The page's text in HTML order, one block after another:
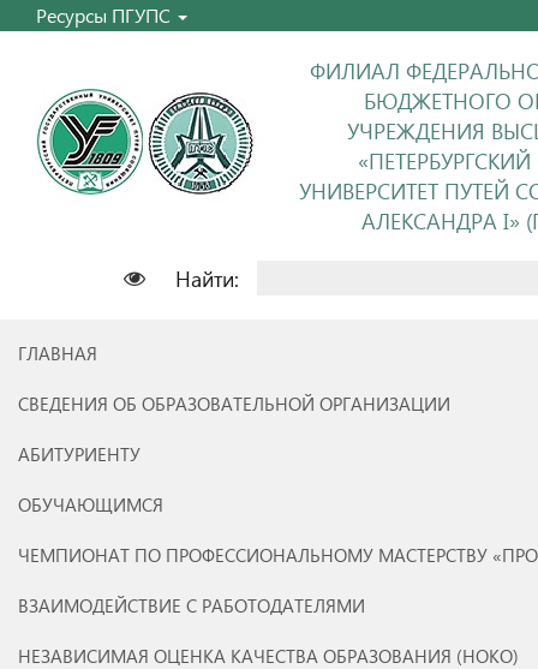
Ресурсы ПГУПС
ФИЛИАЛ
БЮДЖЕТНОГО
УЧРЕЖДЕНИЯ
УНИВЕРСИТЕТ ПУТЕЙ
АЛЕКСАНДРА I»
Найти:
ГЛАВНАЯ
СВЕДЕНИЯ ОБ ОБРАЗОВАТЕЛЬНОЙ ОРГАНИЗАЦИИ
АБИТУРИЕНТУ
ОБУЧАЮЩИМСЯ
ЧЕМПИОНАТ ПО ПРОФЕССИОНАЛЬНОМУ МАСТЕРСТВУ
ВЗАИМОДЕЙСТВИЕ С РАБОТОДАТЕЛЯМИ
НЕЗАВИСИМАЯ ОЦЕНКА КАЧЕСТВА ОБРАЗОВАНИЯ (НОКО)